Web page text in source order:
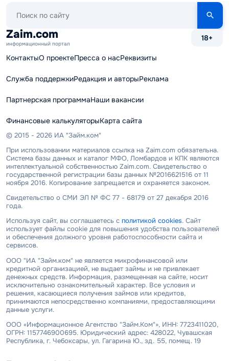
сайту
Zaim.com
информационный портал
18+
КонтактыО проектеПресса о насРеквизиты
Служба поддержкиРедакция и авторыРеклама
Партнерская программаНаши вакансии
Финансовые калькуляторыКарта сайта
© 2015 - 2026 ИА "Займ.ком"
При использовании материалов ссылка на Zaim.com обязательна.
Система базы данных и каталог МФО, Ломбардов и КПК являются
интеллектуальной собственностью Zaim.com. Свидетельство о
государственной регистрации базы данных №2016621516 от 11
ноября 2016. Копирование запрещается и охраняется законом.
Свидетельство о СМИ ЭЛ № ФС 77 - 68179 от 27 декабря 2016
года.
Используя сайт, вы соглашаетесь с политикой cookies. Сайт
использует файлы cookie для повышения удобства пользователей
и обеспечения должного уровня работоспособности сайта и
сервисов.
ООО "ИА "Займ.ком" не является микрофинансовой или
кредитной организацией, не выдает займы и не привлекает
денежных средств. Информация, размещенная на сайте, носит
исключительно ознакомительный характер. Все условия и
решения, касающиеся получения займов или кредитов,
принимаются непосредственно компаниями, предоставляющими
данные услуги.
ООО «Информационное Агентство "Займ.Ком"», ИНН: 7723411020,
ОГРН: 1157746900695. Юридический адрес: 428022, Чувашская
Республика, г. Чебоксары, ул. Гагарина Ю., зд. 55, помещ. 19